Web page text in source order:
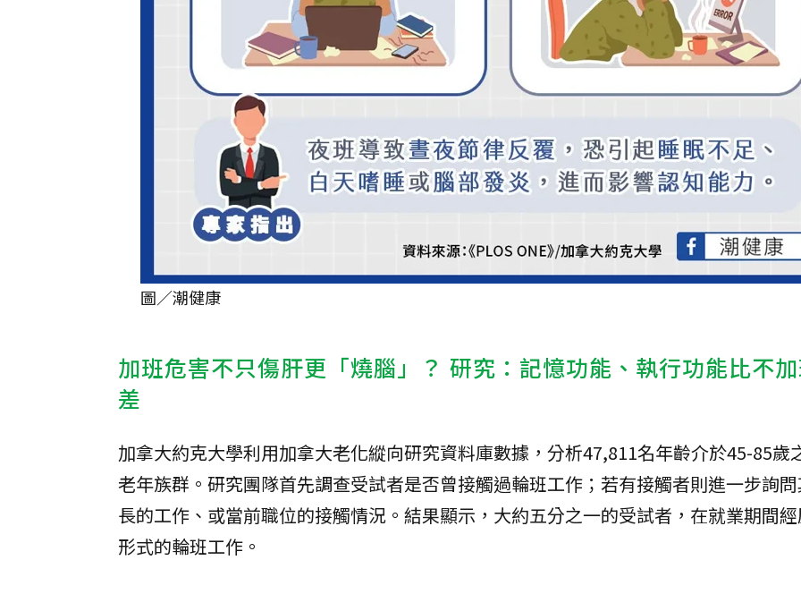
圖／潮健康
加班危害不只傷肝更「燒腦」？ 研究：記憶功能、執行功能比不
差
加拿大約克大學利用加拿大老化縱向研究資料庫數據，分析47,811名年齡介於45-85歲
老年族群。研究團隊首先調查受試者是否曾接觸過輪班工作；若有接觸者則進一步詢
長的工作、或當前職位的接觸情況。結果顯示，大約五分之一的受試者，在就業期間
形式的輪班工作。